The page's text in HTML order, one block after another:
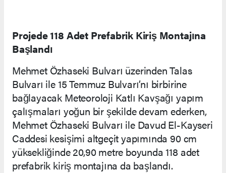
Projede 118 Adet Prefabrik Kiriş Montajına
Başlandı
Mehmet Özhaseki Bulvarı üzerinden Talas
Bulvarı ile 15 Temmuz Bulvarı’nı birbirine
bağlayacak Meteoroloji Katlı Kavşağı yapım
çalışmaları yoğun bir şekilde devam ederken,
Mehmet Özhaseki Bulvarı ile Davud El-Kayseri
Caddesi kesişimi altgeçit yapımında 90 cm
yüksekliğinde 20,90 metre boyunda 118 adet
prefabrik kiriş montajına da başlandı.